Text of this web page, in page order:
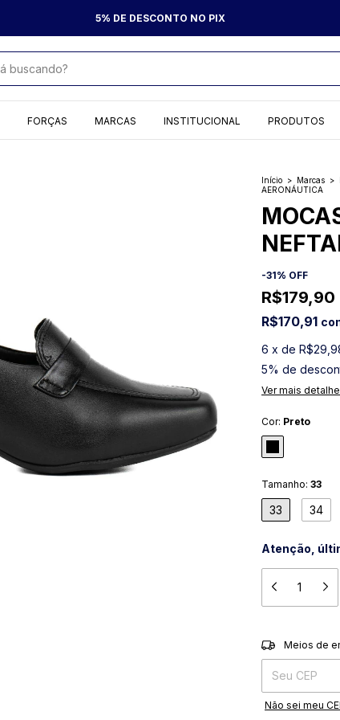
4 ANOS PRIMOR - PREÇOS NUNCA VISTOS
FORÇAS MARCAS INSTITUCIONAL PRODUTOS
Início > Marcas >
AERONÁUTICA
-31% OFF
R$179,90
R$170,91
6 x de
5% de
Ver mais
Cor: Preto
Tamanho: 33
33 34
Atenção,
Entregas para o
Meios de
Não sei meu